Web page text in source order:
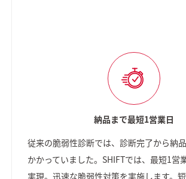
納品まで最短1営業日
従来の脆弱性診断では、診断完了から納
かかっていました。SHIFTでは、最短1営
実現。迅速な脆弱性対策を実施します。